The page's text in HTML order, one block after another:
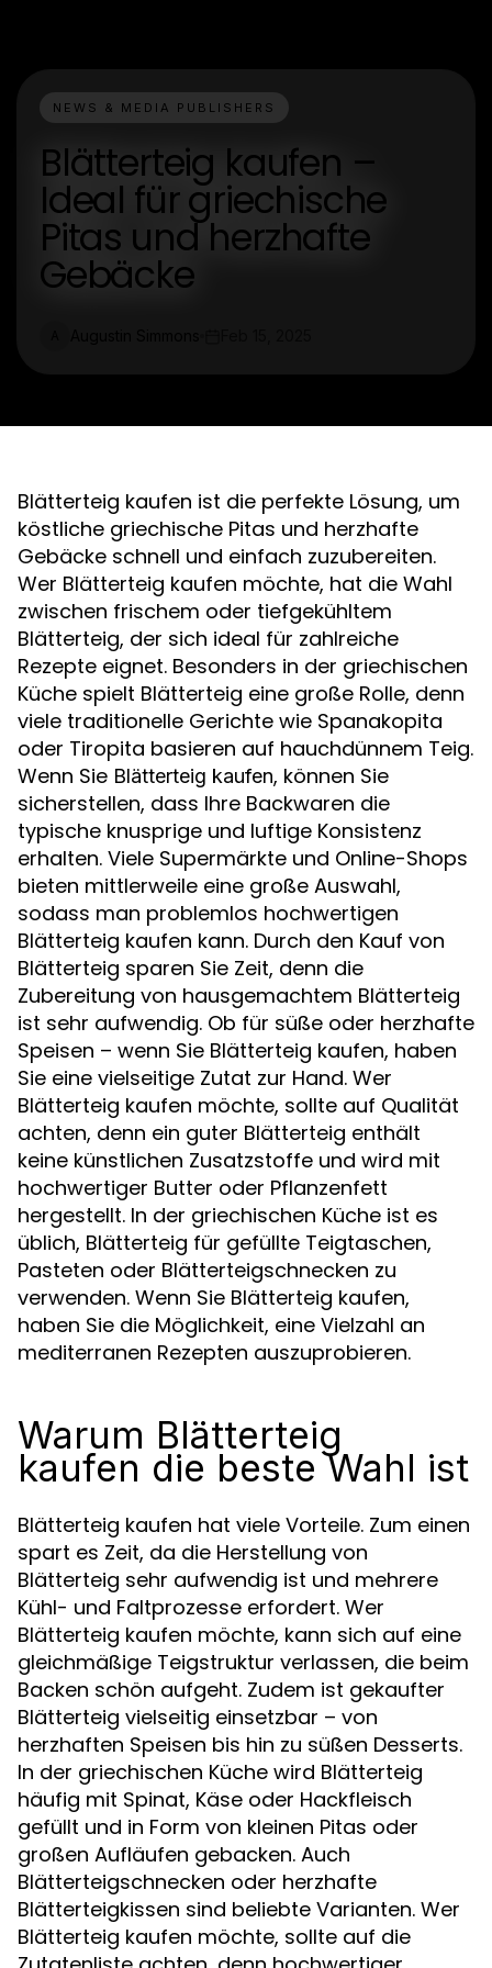
NEWS & MEDIA PUBLISHERS
Blätterteig kaufen –
Ideal für griechische
Pitas und herzhafte
Gebäcke
Blätterteig kaufen ist die perfekte Lösung, um
köstliche griechische Pitas und herzhafte
Gebäcke schnell und einfach zuzubereiten.
Wer Blätterteig kaufen möchte, hat die Wahl
zwischen frischem oder tiefgekühltem
Blätterteig, der sich ideal für zahlreiche
Rezepte eignet. Besonders in der griechischen
Küche spielt Blätterteig eine große Rolle, denn
viele traditionelle Gerichte wie Spanakopita
oder Tiropita basieren auf hauchdünnem Teig.
Wenn Sie Blätterteig kaufen, können Sie
sicherstellen, dass Ihre Backwaren die
typische knusprige und luftige Konsistenz
erhalten. Viele Supermärkte und Online-Shops
bieten mittlerweile eine große Auswahl,
sodass man problemlos hochwertigen
Blätterteig kaufen kann. Durch den Kauf von
Blätterteig sparen Sie Zeit, denn die
Zubereitung von hausgemachtem Blätterteig
ist sehr aufwendig. Ob für süße oder herzhafte
Speisen – wenn Sie Blätterteig kaufen, haben
Sie eine vielseitige Zutat zur Hand. Wer
Blätterteig kaufen möchte, sollte auf Qualität
achten, denn ein guter Blätterteig enthält
keine künstlichen Zusatzstoffe und wird mit
hochwertiger Butter oder Pflanzenfett
hergestellt. In der griechischen Küche ist es
üblich, Blätterteig für gefüllte Teigtaschen,
Pasteten oder Blätterteigschnecken zu
verwenden. Wenn Sie Blätterteig kaufen,
haben Sie die Möglichkeit, eine Vielzahl an
mediterranen Rezepten auszuprobieren.
Warum Blätterteig
kaufen die beste Wahl ist
Blätterteig kaufen hat viele Vorteile. Zum einen
spart es Zeit, da die Herstellung von
Blätterteig sehr aufwendig ist und mehrere
Kühl- und Faltprozesse erfordert. Wer
Blätterteig kaufen möchte, kann sich auf eine
gleichmäßige Teigstruktur verlassen, die beim
Backen schön aufgeht. Zudem ist gekaufter
Blätterteig vielseitig einsetzbar – von
herzhaften Speisen bis hin zu süßen Desserts.
In der griechischen Küche wird Blätterteig
häufig mit Spinat, Käse oder Hackfleisch
gefüllt und in Form von kleinen Pitas oder
großen Aufläufen gebacken. Auch
Blätterteigschnecken oder herzhafte
Blätterteigkissen sind beliebte Varianten. Wer
Blätterteig kaufen möchte, sollte auf die